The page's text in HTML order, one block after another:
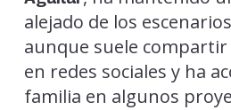
alejado de los
aunque suele
en redes sociales y ha
familia en algunos